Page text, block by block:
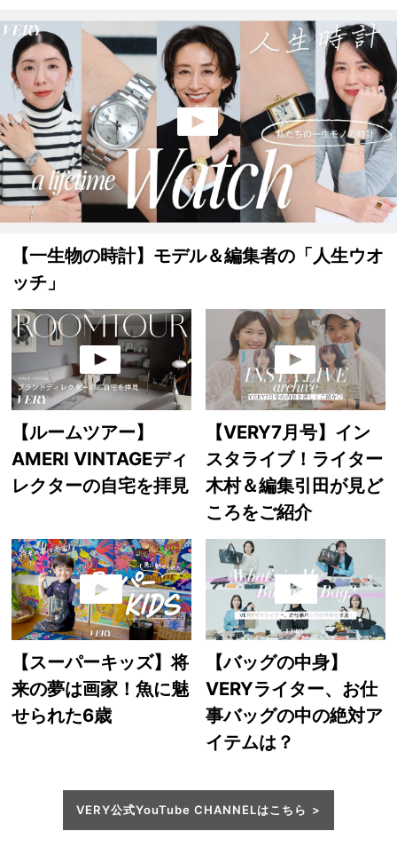
【一生物の時計】モデル＆編集者の「人生ウオ
ッチ」
【ルームツアー】
AMERI VINTAGEディ
レクターの自宅を拝見
【VERY7月号】イン
スタライブ！ライター
木村＆編集引田が見ど
ころをご紹介
【スーパーキッズ】将
来の夢は画家！魚に魅
せられた6歳
【バッグの中身】
VERYライター、お仕
事バッグの中の絶対ア
イテムは？
VERY公式YouTube CHANNELはこちら